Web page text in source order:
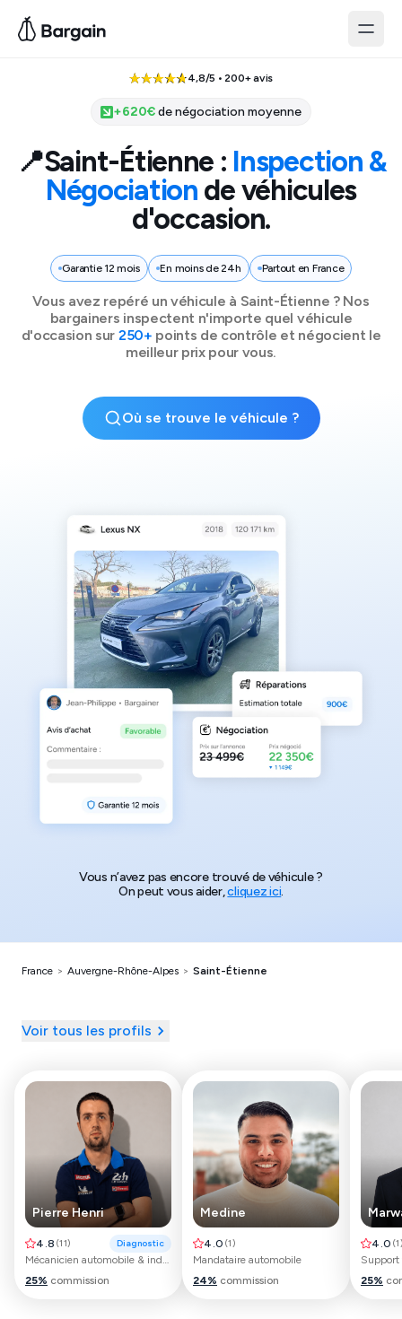
4,8/5 • 200+ avis
+620€de négociation moyenne
📍Saint-Étienne : Inspection &
Négociation de véhicules
d'occasion.
Garantie 12 mois En moins de 24h Partout en France
Vous avez repéré un véhicule à Saint-Étienne ? Nos
bargainers inspectent n'importe quel véhicule
d'occasion sur 250+ points de contrôle et négocient le
meilleur prix pour vous.
Où se trouve le véhicule ?
Vous n’avez pas encore trouvé de véhicule ?
On peut vous aider,cliquez ici.
France > Auvergne-Rhône-Alpes > Saint-Étienne
Voir tous les profils
Pierre Henri
4.8 (11) Diagnostic
Mécanicien automobile & industriel
25% commission
Medine
4.0 (1)
Mandataire automobile
24% commission
4.0 (1
25%